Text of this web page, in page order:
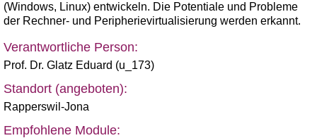
(Windows, Linux) entwickeln. Die Potentiale und Probleme
der Rechner- und Peripherievirtualisierung werden erkannt.
Verantwortliche Person:
Prof. Dr. Glatz Eduard (u_173)
Standort (angeboten):
Rapperswil-Jona
Empfohlene Module: